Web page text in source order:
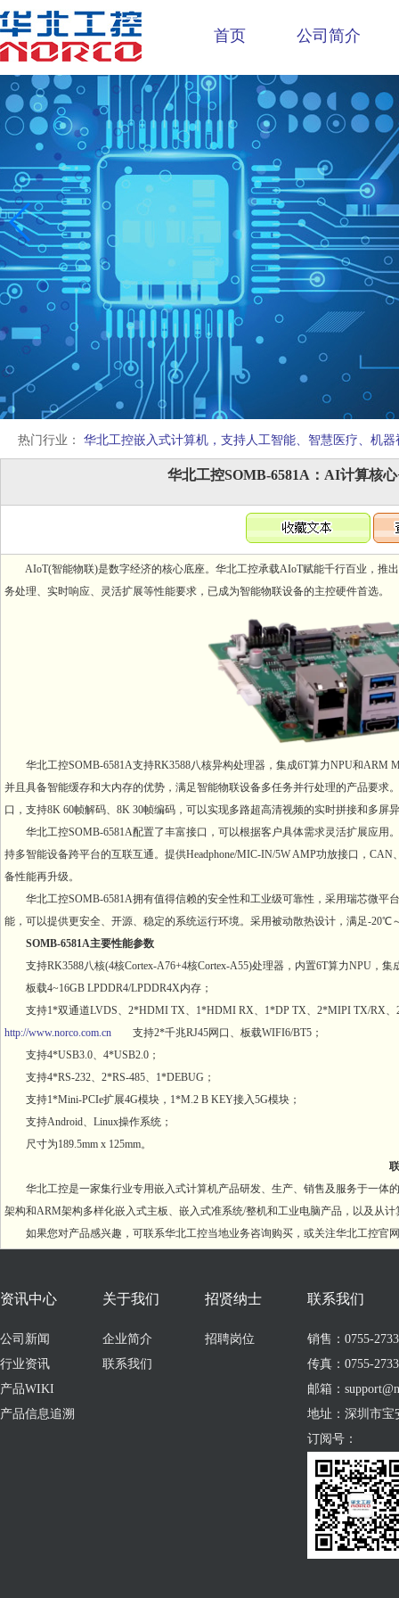
首页 公司简介
热门行业： 华北工控嵌入式计算机，支持人工智能、智慧医疗、机
华北工控SOMB-6581A：AI计算核
AIoT(智能物联)是数字经济的核心底座。华北工控承载AIoT赋能千行百业，推
务处理、实时响应、灵活扩展等性能要求，已成为智能物联设备的主控硬件首选。
华北工控SOMB-6581A支持RK3588八核异构处理器，集成6T算力NPU和ARM
并且具备智能缓存和大内存的优势，满足智能物联设备多任务并行处理的产品要
口，支持8K 60帧解码、8K 30帧编码，可以实现多路超高清视频的实时拼接和多屏
华北工控SOMB-6581A配置了丰富接口，可以根据客户具体需求灵活扩展应用。
持多智能设备跨平台的互联互通。提供Headphone/MIC-IN/5W AMP功放接口，
备性能再升级。
华北工控SOMB-6581A拥有值得信赖的安全性和工业级可靠性，采用瑞芯微平
能，可以提供更安全、开源、稳定的系统运行环境。采用被动散热设计，满足-
SOMB-6581A主要性能参数
支持RK3588八核(4核Cortex-A76+4核Cortex-A55)处理器，内置6T算力NPU，集
板载4~16GB LPDDR4/LPDDR4X内存；
支持1*双通道LVDS、2*HDMI TX、1*HDMI RX、1*DP TX、2*MIPI TX/RX、
http://www.norco.com.cn 支持2*千兆RJ45网口、板载WIFI6/BT5；
支持4*USB3.0、4*USB2.0；
支持4*RS-232、2*RS-485、1*DEBUG；
支持1*Mini-PCIe扩展4G模块，1*M.2 B KEY接入5G模块；
支持Android、Linux操作系统；
尺寸为189.5mm x 125mm。
联
华北工控是一家集行业专用嵌入式计算机产品研发、生产、销售及服务于一体
架构和ARM架构多样化嵌入式主板、嵌入式准系统/整机和工业电脑产品，以及从
如果您对产品感兴趣，可联系华北工控当地业务咨询购买，或关注华北工控官网
资讯中心
公司新闻
行业资讯
产品WIKI
产品信息追溯
关于我们
企业简介
联系我们
招贤纳士
招聘岗位
联系我们
销售：0755-
传真：0755-
邮箱：
地址：深圳市宝
订阅号：